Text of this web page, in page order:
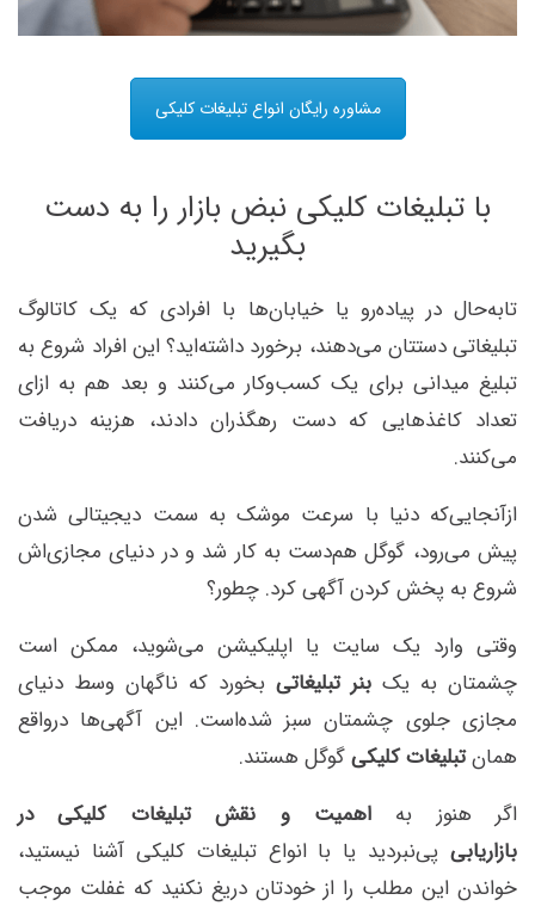
مشاوره رایگان انواع تبلیغات کلیکی
با تبلیغات کلیکی نبض بازار را به دست
بگیرید
تابه‌حال در پیاده‌رو یا خیابان‌ها با افرادی که یک کاتالوگ
تبلیغاتی دستتان می‌دهند، برخورد داشته‌اید؟ این افراد شروع به
تبلیغ میدانی برای یک کسب‌وکار می‌کنند و بعد هم به ازای
تعداد کاغذهایی که دست رهگذران دادند، هزینه دریافت
می‌کنند.
ازآنجایی‌که دنیا با سرعت موشک به سمت دیجیتالی شدن
پیش می‌رود، گوگل هم‌دست به کار شد و در دنیای مجازی‌اش
شروع به پخش کردن آگهی کرد. چطور؟
وقتی وارد یک سایت یا اپلیکیشن می‌شوید، ممکن است
چشمتان به یک بنر تبلیغاتیبخورد که ناگهان وسط دنیای
مجازی جلوی چشمتان سبز شده‌است. این آگهی‌ها درواقع
همانتبلیغات کلیکیگوگل هستند.
اگر هنوز به
اهمیت و نقش تبلیغات کلیکی در
بازاریابیپی‌نبردید یا با انواع تبلیغات کلیکی آشنا نیستید،
خواندن این مطلب را از خودتان دریغ نکنید که غفلت موجب